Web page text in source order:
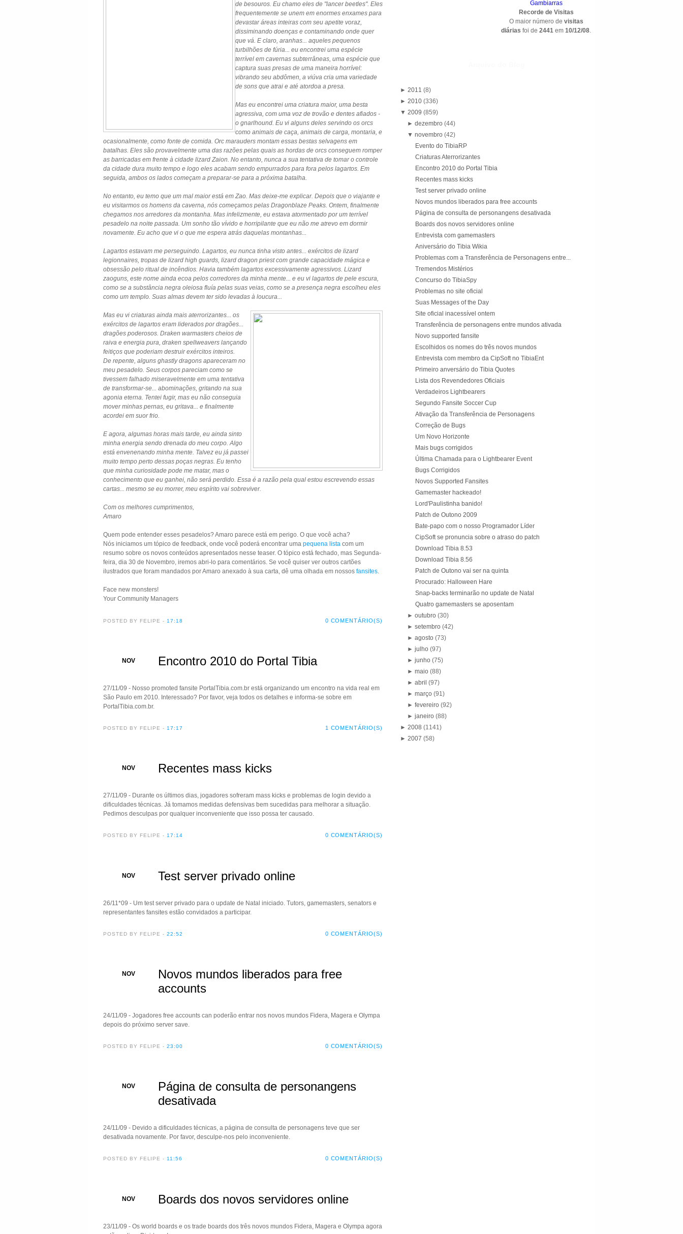
de besouros. Eu chamo eles de "lancer beetles". Eles
frequentemente se unem em enormes enxames para
devastar áreas inteiras com seu apetite voraz,
dissiminando doenças e contaminando onde quer
que vá. E claro, aranhas... aqueles pequenos
turbilhões de fúria... eu encontrei uma espécie
terrível em cavernas subterrâneas, uma espécie que
captura suas presas de uma maneira horrível:
vibrando seu abdômen, a viúva cria uma variedade
de sons que atrai e até atordoa a presa.
Mas eu encontrei uma criatura maior, uma besta
agressiva, com uma voz de trovão e dentes afiados -
o gnarlhound. Eu vi alguns deles servindo os orcs
como animais de caça, animais de carga, montaria, e
ocasionalmente, como fonte de comida. Orc marauders montam essas bestas selvagens em
batalhas. Eles são provavelmente uma das razões pelas quais as hordas de orcs conseguem romper
as barricadas em frente à cidade lizard Zaion. No entanto, nunca a sua tentativa de tomar o controle
da cidade dura muito tempo e logo eles acabam sendo empurrados para fora pelos lagartos. Em
seguida, ambos os lados começam a preparar-se para a próxima batalha.
No entanto, eu temo que um mal maior está em Zao. Mas deixe-me explicar. Depois que o viajante e
eu visitarmos os homens da caverna, nós começamos pelas Dragonblaze Peaks. Ontem, finalmente
chegamos nos arredores da montanha. Mas infelizmente, eu estava atormentado por um terrível
pesadelo na noite passada. Um sonho tão vívido e horripilante que eu não me atrevo em dormir
novamente. Eu acho que vi o que me espera atrás daquelas montanhas...
Lagartos estavam me perseguindo. Lagartos, eu nunca tinha visto antes... exércitos de lizard
legionnaires, tropas de lizard high guards, lizard dragon priest com grande capacidade mágica e
obsessão pelo ritual de incêndios. Havia também lagartos excessivamente agressivos. Lizard
zaoguns, este nome ainda ecoa pelos corredores da minha mente... e eu vi lagartos de pele escura,
como se a substância negra oleiosa fluía pelas suas veias, como se a presença negra escolheu eles
como um templo. Suas almas devem ter sido levadas à loucura...
Mas eu vi criaturas ainda mais aterrorizantes... os
exércitos de lagartos eram liderados por dragões...
dragões poderosos. Draken warmasters cheios de
raiva e energia pura, draken spellweavers lançando
feitiços que poderiam destruir exércitos inteiros.
De repente, alguns ghastly dragons apareceram no
meu pesadelo. Seus corpos pareciam como se
tivessem falhado miseravelmente em uma tentativa
de transformar-se... abominações, gritando na sua
agonia eterna. Tentei fugir, mas eu não conseguia
mover minhas pernas, eu gritava... e finalmente
acordei em suor frio.
E agora, algumas horas mais tarde, eu ainda sinto
minha energia sendo drenada do meu corpo. Algo
está envenenando minha mente. Talvez eu já passei
muito tempo perto dessas poças negras. Eu tenho
que minha curiosidade pode me matar, mas o
conhecimento que eu ganhei, não será perdido. Essa é a razão pela qual estou escrevendo essas
cartas... mesmo se eu morrer, meu espírito vai sobreviver.
Com os melhores cumprimentos,
Amaro
Quem pode entender esses pesadelos? Amaro parece está em perigo. O que você acha?
Nós iniciamos um tópico de feedback, onde você poderá encontrar uma pequena lista com um
resumo sobre os novos conteúdos apresentados nesse teaser. O tópico está fechado, mas Segunda-
feira, dia 30 de Novembro, iremos abri-lo para comentários. Se você quiser ver outros cartões
ilustrados que foram mandados por Amaro anexado à sua carta, dê uma olhada em nossos fansites.
Face new monsters!
Your Community Managers
POSTED BY FELIPE- 17:18 0 COMENTÁRIO(S)
NOV Encontro 2010 do Portal Tibia
27/11/09 - Nosso promoted fansite PortalTibia.com.br está organizando um encontro na vida real em
São Paulo em 2010. Interessado? Por favor, veja todos os detalhes e informa-se sobre em
PortalTibia.com.br.
POSTED BY FELIPE- 17:17 1 COMENTÁRIO(S)
NOV Recentes mass kicks
27/11/09 - Durante os últimos dias, jogadores sofreram mass kicks e problemas de login devido a
dificuldades técnicas. Já tomamos medidas defensivas bem sucedidas para melhorar a situação.
Pedimos desculpas por qualquer inconveniente que isso possa ter causado.
POSTED BY FELIPE-17:14 0 COMENTÁRIO(S)
NOV Test server privado online
26/11*09 - Um test server privado para o update de Natal iniciado. Tutors, gamemasters, senators e
representantes fansites estão convidados a participar.
POSTED BY FELIPE-22:52 0 COMENTÁRIO(S)
NOV
Novos mundos liberados para free
accounts
24/11/09 - Jogadores free accounts can poderão entrar nos novos mundos Fidera, Magera e Olympa
depois do próximo server save.
POSTED BY FELIPE-23:00 0 COMENTÁRIO(S)
NOV
Página de consulta de personangens
desativada
24/11/09 - Devido a dificuldades técnicas, a página de consulta de personagens teve que ser
desativada novamente. Por favor, desculpe-nos pelo inconveniente.
POSTED BY FELIPE-11:56 0 COMENTÁRIO(S)
NOV Boards dos novos servidores online
23/11/09 - Os world boards e os trade boards dos três novos mundos Fidera, Magera e Olympa agora
Recorde de Visitas
O maior número de visitas
diárias foi de 2441 em 10/12/08.
► 2011 (8)
► 2010 (336)
▼ 2009 (859)
►dezembro(44)
▼novembro(42)
Evento do TibiaRP
Criaturas Aterrorizantes
Encontro 2010 do Portal Tibia
Recentes mass kicks
Test server privado online
Novos mundos liberados para free accounts
Página de consulta de personangens desativada
Boards dos novos servidores online
Entrevista com gamemasters
Aniversário do Tibia Wikia
Problemas com a Transferência de Personagens entre...
Tremendos Mistérios
Concurso do TibiaSpy
Problemas no site oficial
Suas Messages of the Day
Site oficial inacessível ontem
Transferência de personagens entre mundos ativada
Novo supported fansite
Escolhidos os nomes do três novos mundos
Entrevista com membro da CipSoft no TibiaEnt
Primeiro anversário do Tibia Quotes
Lista dos Revendedores Oficiais
Verdadeiros Lightbearers
Segundo Fansite Soccer Cup
Ativação da Transferência de Personagens
Correção de Bugs
Um Novo Horizonte
Mais bugs corrigidos
Última Chamada para o Lightbearer Event
Bugs Corrigidos
Novos Supported Fansites
Gamemaster hackeado!
Lord'Paulistinha banido!
Patch de Outono 2009
Bate-papo com o nosso Programador Líder
CipSoft se pronuncia sobre o atraso do patch
Download Tibia 8.53
Download Tibia 8.56
Patch de Outono vai ser na quinta
Procurado: Halloween Hare
Snap-backs terminarão no update de Natal
Quatro gamemasters se aposentam
►outubro(30)
►setembro(42)
►agosto(73)
►julho(97)
►junho(75)
►maio(88)
►abril(97)
►março(91)
►fevereiro(92)
►janeiro(88)
► 2008 (1141)
► 2007 (58)